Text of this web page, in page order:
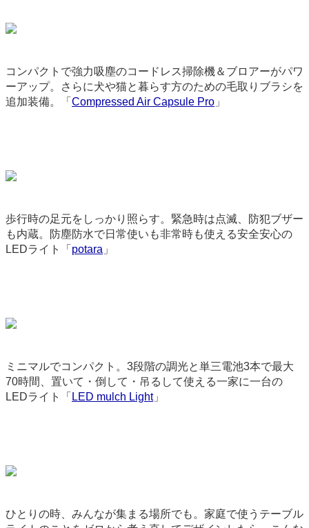
コンパクトで強力吸塵のコードレス掃除機＆ブロアーがパワ
ーアップ。さらに犬や猫と暮らす方のための毛取りブラシを
追加装備。「 Compressed Air Capsule Pro 」
歩行時の足元をしっかり照らす。緊急時は点滅、防犯ブザー
も内蔵。防塵防水で日常使いも非常時も使える安全安心の
LEDライト「 potara 」
ミニマルでコンパクト。3段階の調光と単三電池3本で最大
70時間、置いて・倒して・吊るして使える一家に一台の
LEDライト「 LED mulch Light」
ひとりの時、みんなが集まる場所でも。家庭で使うテーブル